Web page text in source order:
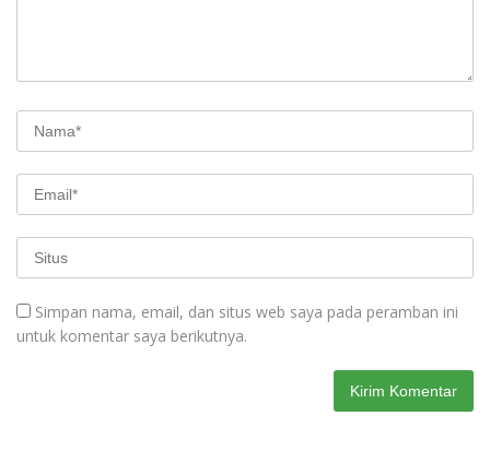
Simpan nama, email, dan situs web saya pada peramban ini
untuk komentar saya berikutnya.